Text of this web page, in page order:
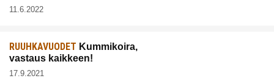
11.6.2022
RUUHKAVUODET Kummikoira,
vastaus kaikkeen!
17.9.2021